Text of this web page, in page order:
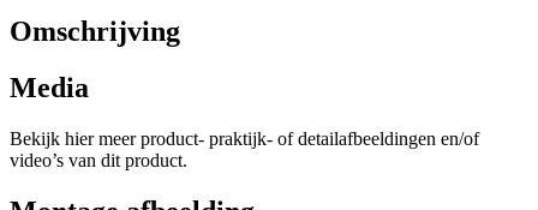
Omschrijving
Media
Bekijk hier meer product- praktijk- of detailafbeeldingen en/of
video’s van dit product.